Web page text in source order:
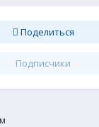
Поделиться
Подписчики